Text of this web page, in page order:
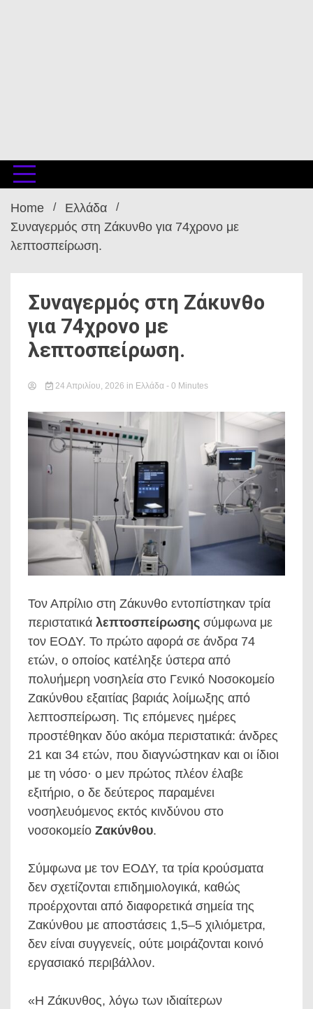
Home
Ελλάδα
Συναγερμός στη Ζάκυνθο για 74χρονο με
λεπτοσπείρωση.
Συναγερμός στη Ζάκυνθο
για 74χρονο με
λεπτοσπείρωση.
24 Απριλίου, 2026 in Ελλάδα - 0 Minutes
Τον Απρίλιο στη Ζάκυνθο εντοπίστηκαν τρία
περιστατικά λεπτοσπείρωσης σύμφωνα με
τον ΕΟΔΥ. Το πρώτο αφορά σε άνδρα 74
ετών, ο οποίος κατέληξε ύστερα από
πολυήμερη νοσηλεία στο Γενικό Νοσοκομείο
Ζακύνθου εξαιτίας βαριάς λοίμωξης από
λεπτοσπείρωση. Τις επόμενες ημέρες
προστέθηκαν δύο ακόμα περιστατικά: άνδρες
21 και 34 ετών, που διαγνώστηκαν και οι ίδιοι
με τη νόσο· ο μεν πρώτος πλέον έλαβε
εξιτήριο, ο δε δεύτερος παραμένει
νοσηλευόμενος εκτός κινδύνου στο
νοσοκομείο Ζακύνθου.
Σύμφωνα με τον ΕΟΔΥ, τα τρία κρούσματα
δεν σχετίζονται επιδημιολογικά, καθώς
προέρχονται από διαφορετικά σημεία της
Ζακύνθου με αποστάσεις 1,5–5 χιλιόμετρα,
δεν είναι συγγενείς, ούτε μοιράζονται κοινό
εργασιακό περιβάλλον.
«Η Ζάκυνθος, λόγω των ιδιαίτερων